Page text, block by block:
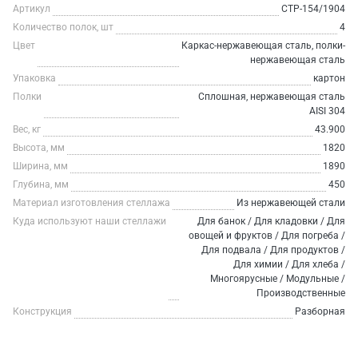
Артикул
СТР-154/1904
Количество полок, шт
4
Цвет
Каркас-нержавеющая сталь, полки-
нержавеющая сталь
Упаковка
картон
Полки
Сплошная, нержавеющая сталь
AISI 304
Вес, кг
43.900
Высота, мм
1820
Ширина, мм
1890
Глубина, мм
450
Материал изготовления стеллажа
Из нержавеющей стали
Куда используют наши стеллажи
Для банок / Для кладовки / Для
овощей и фруктов / Для погреба /
Для подвала / Для продуктов /
Для химии / Для хлеба /
Многоярусные / Модульные /
Производственные
Конструкция
Разборная